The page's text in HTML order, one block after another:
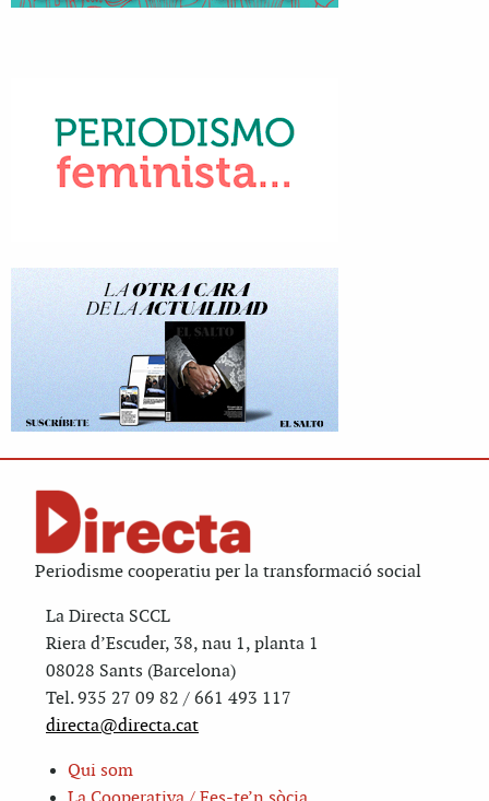
Periodisme cooperatiu per la transformació social
La Directa SCCL
Riera d’Escuder, 38, nau 1, planta 1
08028 Sants (Barcelona)
Tel. 935 27 09 82 / 661 493 117
directa@directa.cat
Qui som